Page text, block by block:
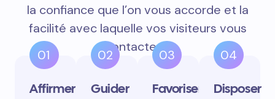
la confiance que l’on vous accorde et la
facilité avec laquelle vos visiteurs vous
contactent.
01
Affirmer
02
Guider
03
Favoriser
04
Disposer